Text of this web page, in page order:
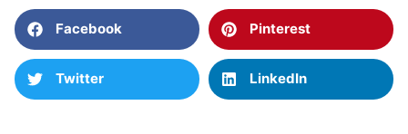
Facebook Pinterest
Twitter LinkedIn